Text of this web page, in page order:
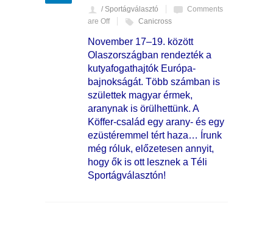
/ Sportágválasztó
Comments
are Off
Canicross
November 17–19. között
Olaszországban rendezték a
kutyafogathajtók Európa-
bajnokságát. Több számban is
születtek magyar érmek,
aranynak is örülhettünk. A
Köffer-család egy arany- és egy
ezüstéremmel tért haza… Írunk
még róluk, előzetesen annyit,
hogy ők is ott lesznek a Téli
Sportágválasztón!